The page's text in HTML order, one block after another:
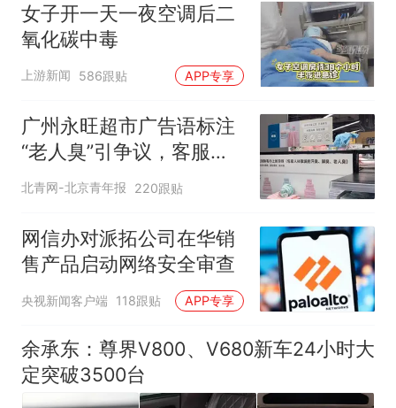
女子开一天一夜空调后二
氧化碳中毒
上游新闻 586跟贴 APP专享
广州永旺超市广告语标注
“老人臭”引争议，客服回
应
北青网-北京青年报 220跟贴
网信办对派拓公司在华销
售产品启动网络安全审查
央视新闻客户端 118跟贴 APP专享
余承东：尊界V800、V680新车24小时大
定突破3500台